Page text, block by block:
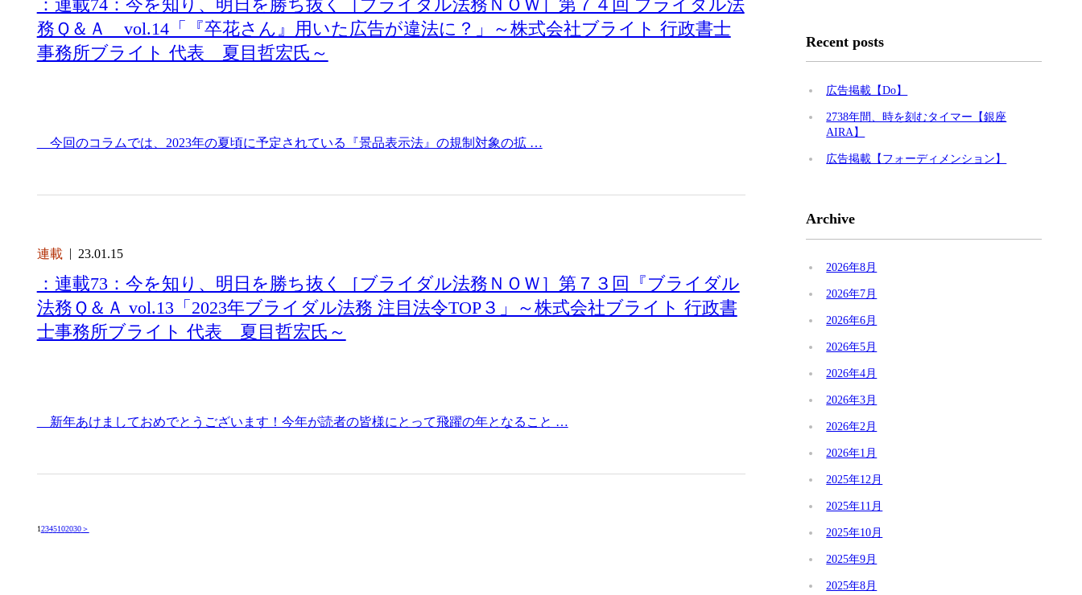
：連載74：今を知り、明日を勝ち抜く［ブライダル法務ＮＯＷ］第７４回 ブライダル法
務Ｑ＆Ａ vol.14「『卒花さん』用いた広告が違法に？」～株式会社ブライト 行政書士
事務所ブライト 代表 夏目哲宏氏～
今回のコラムでは、2023年の夏頃に予定されている『景品表示法』の規制対象の拡 …
連載 23.01.15
：連載73：今を知り、明日を勝ち抜く［ブライダル法務ＮＯＷ］第７３回『ブライダル
法務Ｑ＆Ａ vol.13「2023年ブライダル法務 注目法令TOP３」～株式会社ブライト 行政書
士事務所ブライト 代表 夏目哲宏氏～
新年あけましておめでとうございます！今年が読者の皆様にとって飛躍の年となること …
12345102030＞
Recent posts
広告掲載【Do】
2738年間、時を刻むタイマー【銀座
AIRA】
広告掲載【フォーディメンション】
Archive
2026年8月
2026年7月
2026年6月
2026年5月
2026年4月
2026年3月
2026年2月
2026年1月
2025年12月
2025年11月
2025年10月
2025年9月
2025年8月